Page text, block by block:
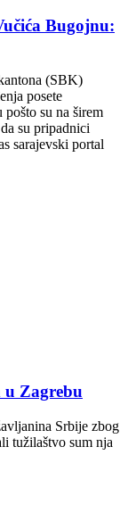
Bugojnu:
(SBK)
posete
su na širem
su pripadnici
sarajevski portal
Zagrebu
Srbije zbog
tužilaštvo sum nja